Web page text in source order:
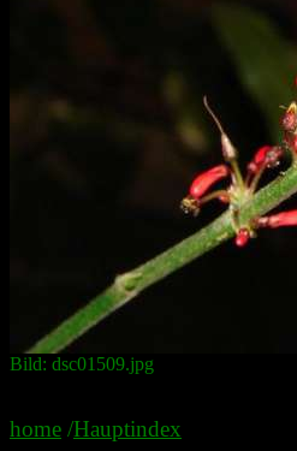
Bild: dsc01509.jpg
home /Hauptindex